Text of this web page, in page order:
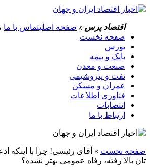
اقتصاد پرس x صفحه اصلیتماس با ما
صفحه نخست
بورس
بانک و بیمه
صنعت و معدن
نفت و پتروشیمی
عمران و مسکن
فناوری اطلاعات
انتصابات
ارتباط با ما
صفحه نخست » آقای رئیسی! چرا با اینکه
تان بالا رفته، رفاه عمومی بهتر نشده؟